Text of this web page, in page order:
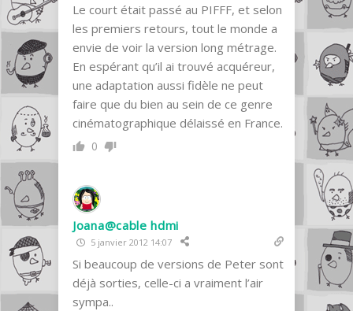
Le court était passé au PIFFF, et selon
les premiers retours, tout le monde a
envie de voir la version long métrage.
En espérant qu’il ai trouvé acquéreur,
une adaptation aussi fidèle ne peut
faire que du bien au sein de ce genre
cinématographique délaissé en France.
0
Joana@cable hdmi
5 janvier 2012 14:07
Si beaucoup de versions de Peter sont
déjà sorties, celle-ci a vraiment l’air
sympa..